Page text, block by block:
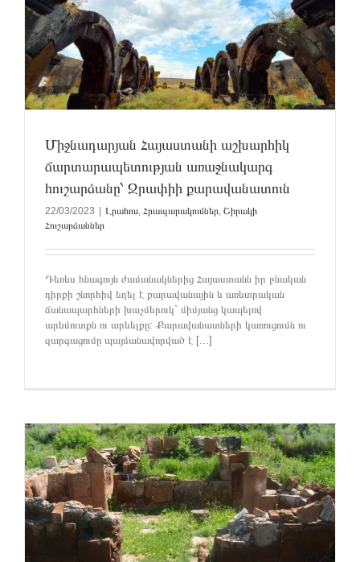
Միջնադարյան Հայաստանի աշխարհիկ
ճարտարապետության առաջնակարգ
հուշարձանը՝ Ջրափիի քարավանատուն
22/03/2023 Լրահոս, Հրապարակումներ, Շիրակի
Հուշարձաններ
Դեռևս հնագույն ժամանակներից Հայաստանն իր բնական
դիրքի շնորհիվ եղել է քարավանային և առևտրական
ճանապարհների խաչմերուկ` միմյանց կապելով
արևմուտքն ու արևելքը: Քարավանատների կառուցումն ու
զարգացումը պայմանավորված է [...]